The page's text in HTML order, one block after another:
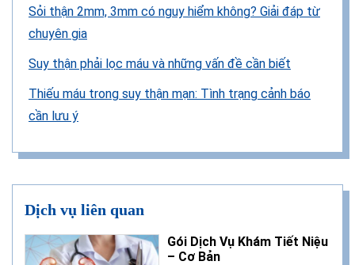
Sỏi thận 2mm, 3mm có nguy hiểm không? Giải đáp từ
chuyên gia
Suy thận phải lọc máu và những vấn đề cần biết
Thiếu máu trong suy thận mạn: Tình trạng cảnh báo
cần lưu ý
Dịch vụ liên quan
Gói Dịch Vụ Khám Tiết Niệu
– Cơ Bản